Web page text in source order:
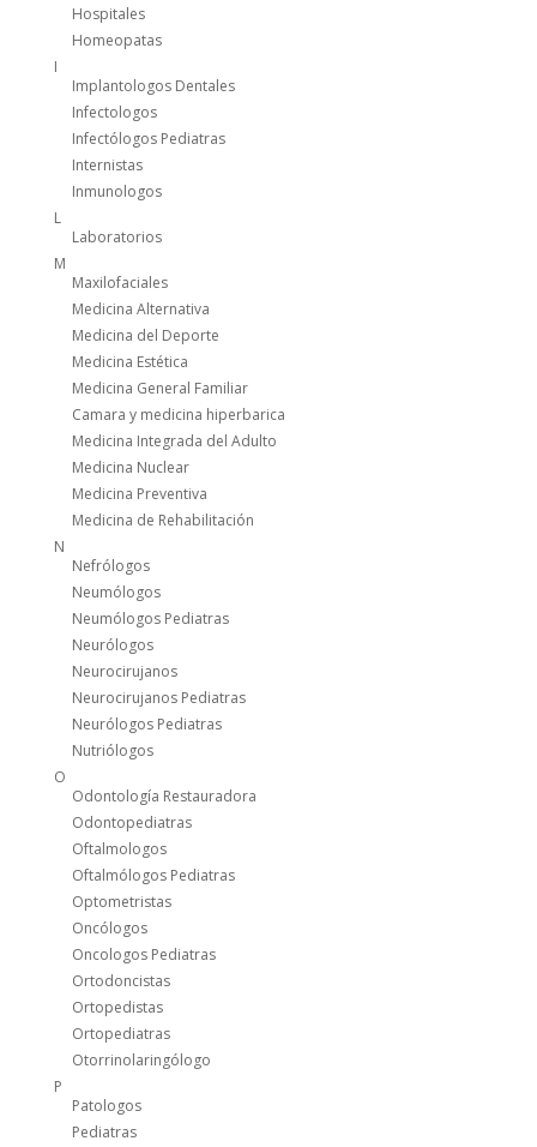
Hospitales
Homeopatas
I
Implantologos Dentales
Infectologos
Infectólogos Pediatras
Internistas
Inmunologos
L
Laboratorios
M
Maxilofaciales
Medicina Alternativa
Medicina del Deporte
Medicina Estética
Medicina General Familiar
Camara y medicina hiperbarica
Medicina Integrada del Adulto
Medicina Nuclear
Medicina Preventiva
Medicina de Rehabilitación
N
Nefrólogos
Neumólogos
Neumólogos Pediatras
Neurólogos
Neurocirujanos
Neurocirujanos Pediatras
Neurólogos Pediatras
Nutriólogos
O
Odontología Restauradora
Odontopediatras
Oftalmologos
Oftalmólogos Pediatras
Optometristas
Oncólogos
Oncologos Pediatras
Ortodoncistas
Ortopedistas
Ortopediatras
Otorrinolaringólogo
P
Patologos
Pediatras